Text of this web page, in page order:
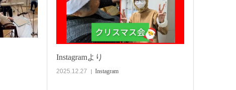
Instagramより
2025.12.27 Instagram